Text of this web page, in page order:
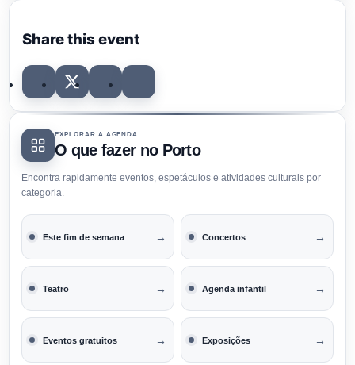
Share this event
EXPLORAR A AGENDA
O que fazer no Porto
Encontra rapidamente eventos, espetáculos e atividades culturais por
categoria.
Este fim de semana → Concertos →
Teatro → Agenda infantil →
Eventos gratuitos → Exposições →